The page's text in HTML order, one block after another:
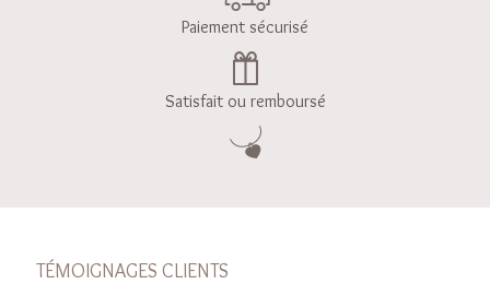
Paiement sécurisé
Satisfait ou remboursé
TÉMOIGNAGES CLIENTS